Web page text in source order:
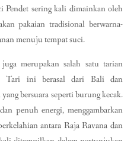
Pendet sering kali dimainkan oleh
pakaian tradisional berwarna-
menuju tempat suci.
merupakan salah satu tarian
Tari ini berasal dari Bali dan
bersuara seperti burung kecak.
penuh energi, menggambarkan
antara Raja Ravana dan